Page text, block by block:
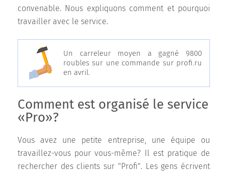
convenable. Nous expliquons comment et pourquoi
travailler avec le service.
Un carreleur moyen a gagné 9800
roubles sur une commande sur profi.ru
en avril.
Comment est organisé le service
«Pro»?
Vous avez une petite entreprise, une équipe ou
travaillez-vous pour vous-même? Il est pratique de
rechercher des clients sur "Profi". Les gens écrivent